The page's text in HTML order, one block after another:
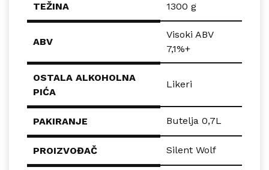
TEŽINA 1300 g
ABV
Visoki ABV
7,1%+
OSTALA ALKOHOLNA
PIĆA
Likeri
PAKIRANJE Butelja 0,7L
PROIZVOĐAČ Silent Wolf